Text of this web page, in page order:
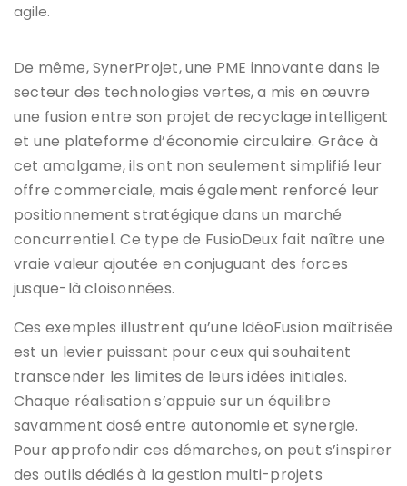
agile.
De même, SynerProjet, une PME innovante dans le
secteur des technologies vertes, a mis en œuvre
une fusion entre son projet de recyclage intelligent
et une plateforme d’économie circulaire. Grâce à
cet amalgame, ils ont non seulement simplifié leur
offre commerciale, mais également renforcé leur
positionnement stratégique dans un marché
concurrentiel. Ce type de FusioDeux fait naître une
vraie valeur ajoutée en conjuguant des forces
jusque-là cloisonnées.
Ces exemples illustrent qu’une IdéoFusion maîtrisée
est un levier puissant pour ceux qui souhaitent
transcender les limites de leurs idées initiales.
Chaque réalisation s’appuie sur un équilibre
savamment dosé entre autonomie et synergie.
Pour approfondir ces démarches, on peut s’inspirer
des outils dédiés à la gestion multi-projets